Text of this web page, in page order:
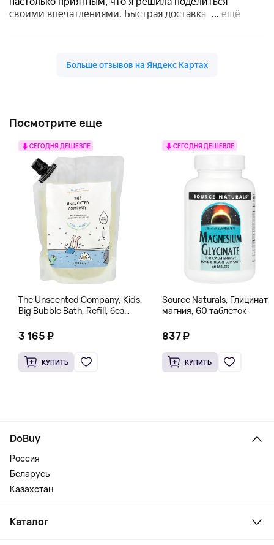
Посмотрите еще
СЕГОДНЯ ДЕШЕВЛЕ
The Unscented Company, Kids,
Big Bubble Bath, Refill, без
Унции)
3 165 ₽
КУПИТЬ
СЕГОДНЯ ДЕШЕВЛЕ
Source Naturals, Глицинат
магния, 60 таблеток
837 ₽
КУПИТЬ
DoBuy
Россия
Беларусь
Казахстан
Каталог